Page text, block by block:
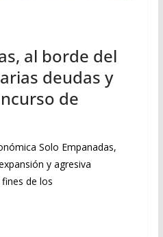
al borde del
deudas y
de
Solo Empanadas,
y agresiva
de los